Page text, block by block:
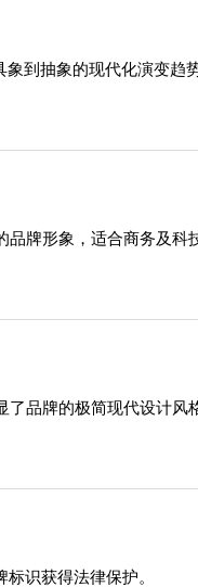
到抽象的现代化演变趋
牌形象，适合商务及
品牌的极简现代设计
识获得法律保护。